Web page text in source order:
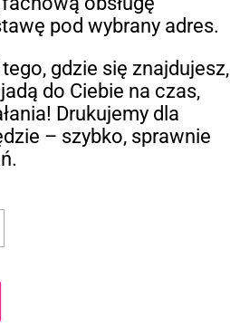
pod wybrany adres.
gdzie się znajdujesz,
do Ciebie na czas,
Drukujemy dla
– szybko, sprawnie